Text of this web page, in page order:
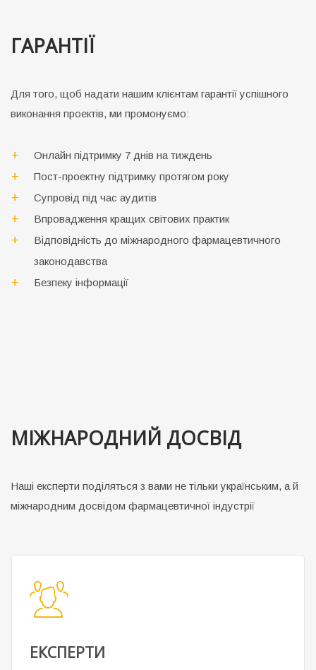
ГАРАНТІЇ
Для того, щоб надати нашим клієнтам гарантії успішного
виконання проектів, ми промонуємо:
Онлайн підтримку 7 днів на тиждень
Пост-проектну підтримку протягом року
Супровід під час аудитів
Впровадження кращих світових практик
Відповідність до міжнародного фармацевтичного
законодавства
Безпеку інформації
МІЖНАРОДНИЙ ДОСВІД
Наші експерти поділяться з вами не тільки українським, а й
міжнародним досвідом фармацевтичної індустрії
ЕКСПЕРТИ